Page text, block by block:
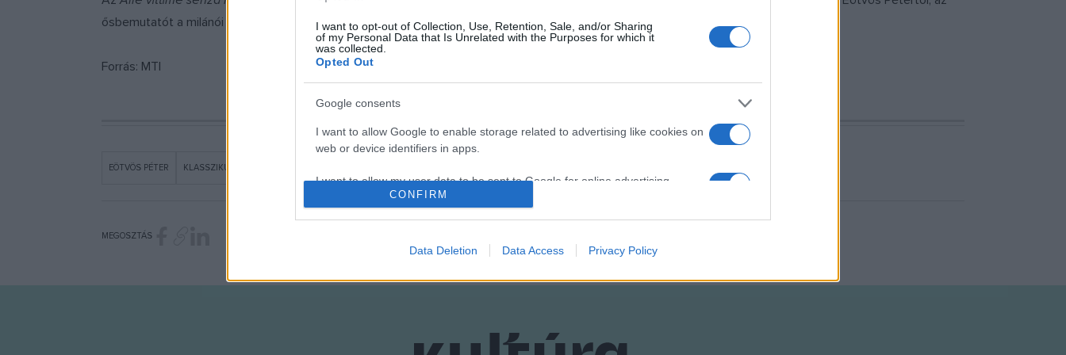
I want to opt-out of Collection, Use, Retention, Sale, and/or Sharing
of my Personal Data that Is Unrelated with the Purposes for which it
was collected.
Opted Out
Google consents
I want to allow Google to enable storage related to advertising like cookies on
web or device identifiers in apps.
I want to allow my user data to be sent to Google for online advertising
web or device identifiers in apps.
CONFIRM
Data Deletion Data Access Privacy Policy
ősbemutatót a milánói Scalában tartották 2016-ban. A mű a migrációra reflektál.
Forrás: MTI
EÖTVÖS PÉTER KLASSZIKUS ZENE
MEGOSZTÁS